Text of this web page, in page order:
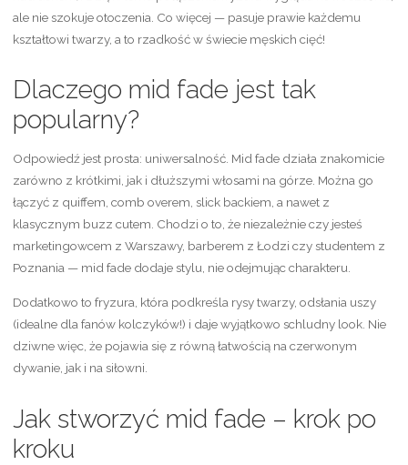
ale nie szokuje otoczenia. Co więcej — pasuje prawie każdemu
kształtowi twarzy, a to rzadkość w świecie męskich cięć!
Dlaczego mid fade jest tak
popularny?
Odpowiedź jest prosta: uniwersalność. Mid fade działa znakomicie
zarówno z krótkimi, jak i dłuższymi włosami na górze. Można go
łączyć z quiffem, comb overem, slick backiem, a nawet z
klasycznym buzz cutem. Chodzi o to, że niezależnie czy jesteś
marketingowcem z Warszawy, barberem z Łodzi czy studentem z
Poznania — mid fade dodaje stylu, nie odejmując charakteru.
Dodatkowo to fryzura, która podkreśla rysy twarzy, odsłania uszy
(idealne dla fanów kolczyków!) i daje wyjątkowo schludny look. Nie
dziwne więc, że pojawia się z równą łatwością na czerwonym
dywanie, jak i na siłowni.
Jak stworzyć mid fade – krok po
kroku